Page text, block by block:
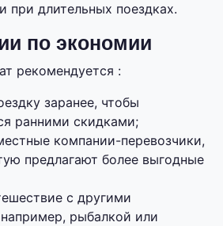
при длительных поездках.
по экономии
рекомендуется :
заранее, чтобы
ранними скидками;
компании-перевозчики,
предлагают более выгодные
с другими
рыбалкой или